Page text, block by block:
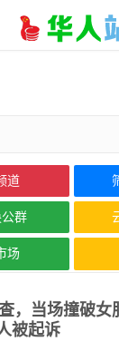
道
群
场
，当场撞破女
被起诉